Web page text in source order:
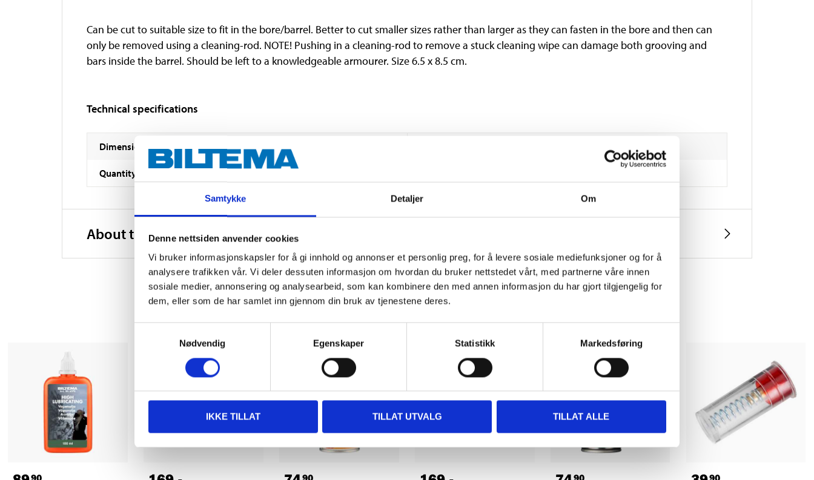
Samtykke Detaljer Om
Denne nettsiden anvender cookies
Vi bruker informasjonskapsler for å gi innhold og annonser et personlig preg, for å levere sosiale mediefunksjoner og for å
analysere trafikken vår. Vi deler dessuten informasjon om hvordan du bruker nettstedet vårt, med partnerne våre innen
sosiale medier, annonsering og analysearbeid, som kan kombinere den med annen informasjon du har gjort tilgjengelig for
dem, eller som de har samlet inn gjennom din bruk av tjenestene deres.
Nødvendig
Egenskaper Statistikk Markedsføring
IKKE TILLAT TILLAT UTVALG TILLAT ALLE
Can be cut to suitable size to fit in the bore/barrel. Better to cut smaller sizes rather than larger as they can fasten in the bore and then can
only be removed using a cleaning-rod. NOTE! Pushing in a cleaning-rod to remove a stuck cleaning wipe can damage both grooving and
bars inside the barrel. Should be left to a knowledgeable armourer. Size 6.5 x 8.5 cm.
Technical specifications
Dimensions
Quantity
About the manufacturer
Other customers also bought
90 90 90 90